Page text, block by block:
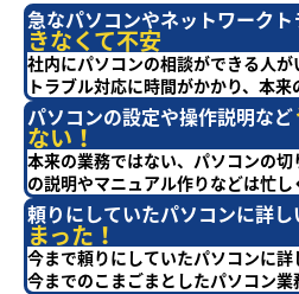
急なパソコンやネットワークト
きなくて不安
社内にパソコンの相談ができる人が
トラブル対応に時間がかかり、本来
パソコンの設定や操作説明など
ない！
本来の業務ではない、パソコンの
の説明やマニュアル作りなどは忙
頼りにしていたパソコンに詳し
まった！
今まで頼りにしていたパソコンに詳
今までのこまごまとしたパソコン業